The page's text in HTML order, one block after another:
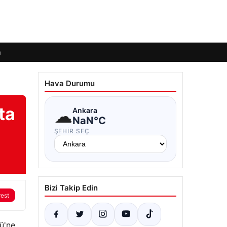
Hava Durumu
☁Ankara
NaN°C
ŞEHIR SEÇ
Bizi Takip Edin